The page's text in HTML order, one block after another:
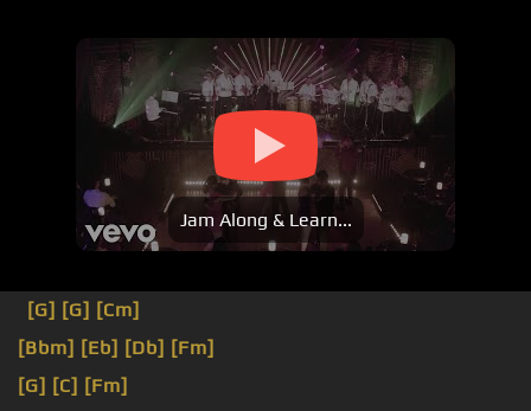
Jam Along & Learn...
[G] [G] [Cm]
[Bbm] [Eb] [Db] [Fm]
[G] [C] [Fm]